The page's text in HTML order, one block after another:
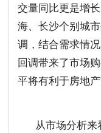
交量同比更是增
海、长沙个别城
调，结合需求情
回调带来了市场
平将有利于房地产
从市场分析